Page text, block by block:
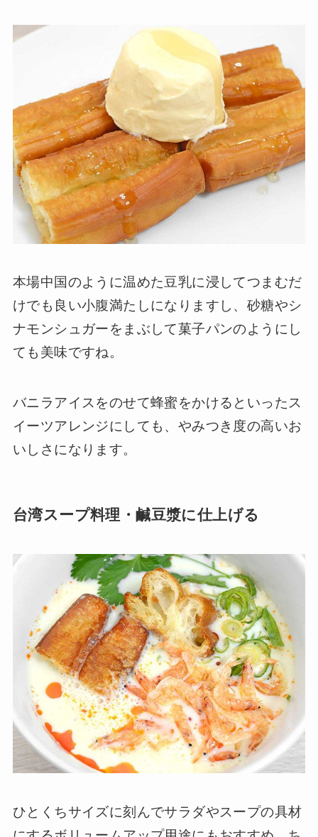
本場中国のように温めた豆乳に浸してつまむだ
けでも良い小腹満たしになりますし、砂糖やシ
ナモンシュガーをまぶして菓子パンのようにし
ても美味ですね。
バニラアイスをのせて蜂蜜をかけるといったス
イーツアレンジにしても、やみつき度の高いお
いしさになります。
台湾スープ料理・鹹豆漿に仕上げる
ひとくちサイズに刻んでサラダやスープの具材